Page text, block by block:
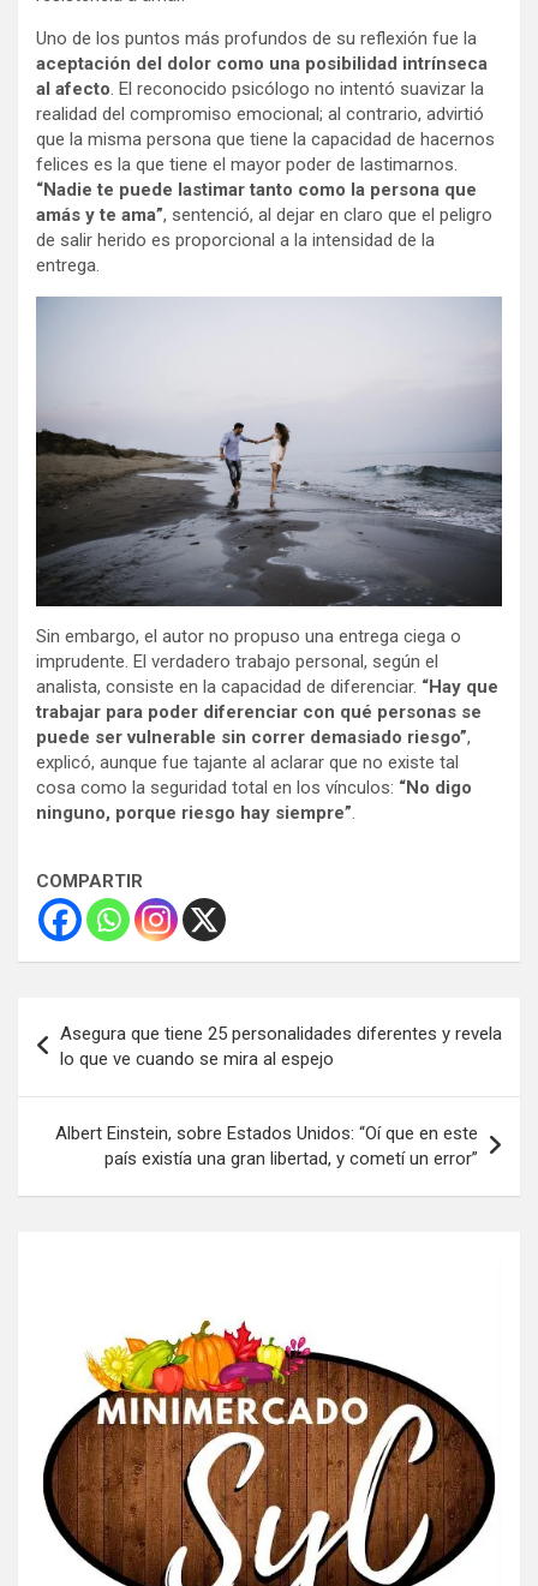
Uno de los puntos más profundos de su reflexión fue la
aceptación del dolor como una posibilidad intrínseca
al afecto. El reconocido psicólogo no intentó suavizar la
realidad del compromiso emocional; al contrario, advirtió
que la misma persona que tiene la capacidad de hacernos
felices es la que tiene el mayor poder de lastimarnos.
“Nadie te puede lastimar tanto como la persona que
amás y te ama”, sentenció, al dejar en claro que el peligro
de salir herido es proporcional a la intensidad de la
entrega.
Sin embargo, el autor no propuso una entrega ciega o
imprudente. El verdadero trabajo personal, según el
analista, consiste en la capacidad de diferenciar. “Hay que
trabajar para poder diferenciar con qué personas se
puede ser vulnerable sin correr demasiado riesgo”,
explicó, aunque fue tajante al aclarar que no existe tal
cosa como la seguridad total en los vínculos: “No digo
ninguno, porque riesgo hay siempre”.
COMPARTIR
de
entradas
Asegura que tiene 25 personalidades diferentes y revela
lo que ve cuando se mira al espejo
Albert Einstein, sobre Estados Unidos: “Oí que en este
país existía una gran libertad, y cometí un error”